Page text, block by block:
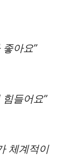
아요”
들어요”
체계적이